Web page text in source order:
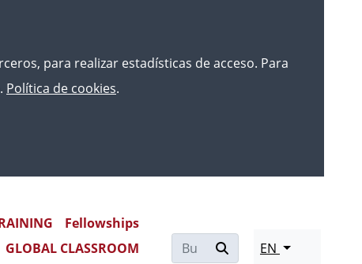
para realizar estadísticas de acceso. Para
Política de cookies.
Fellowships
GLOBAL CLASSROOM
EN